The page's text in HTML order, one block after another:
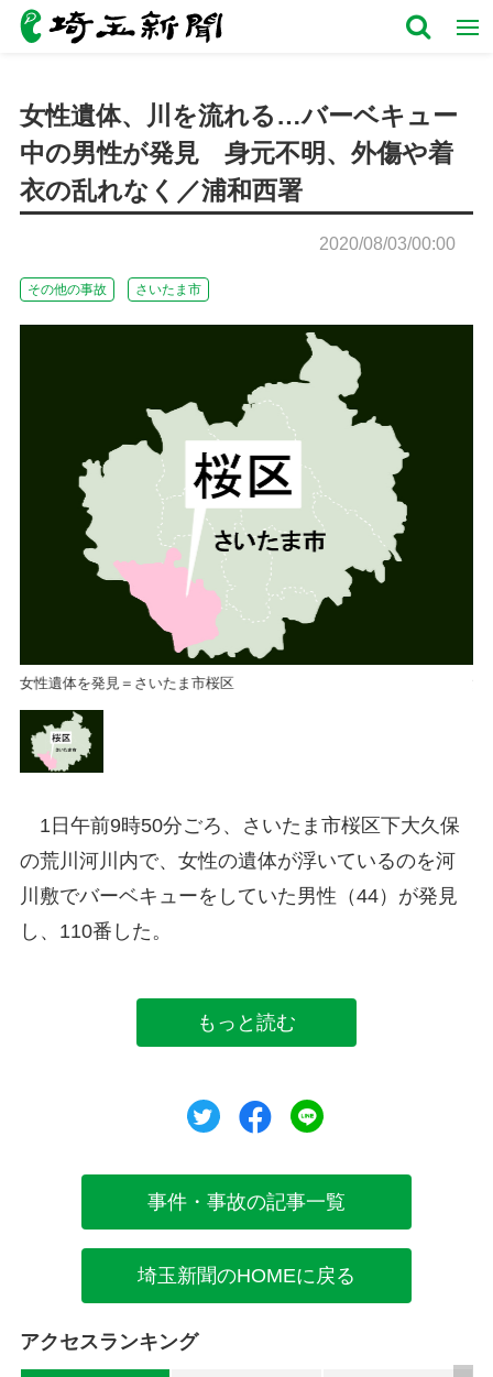
女性遺体、川を流れる…バーベキュー
中の男性が発見 身元不明、外傷や着
衣の乱れなく／浦和西署
2020/08/03/00:00
その他の事故 さいたま市
女性遺体を発見＝さいたま市桜区
1日午前9時50分ごろ、さいたま市桜区下大久保
の荒川河川内で、女性の遺体が浮いているのを河
川敷でバーベキューをしていた男性（44）が発見
し、110番した。
もっと読む
ツイートシェア
事件・事故の記事一覧
埼玉新聞のHOMEに戻る
アクセスランキング